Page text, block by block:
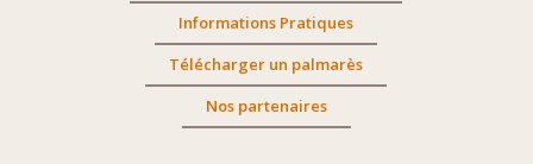
Informations Pratiques
Télécharger un palmarès
Nos partenaires